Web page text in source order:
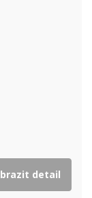
detail